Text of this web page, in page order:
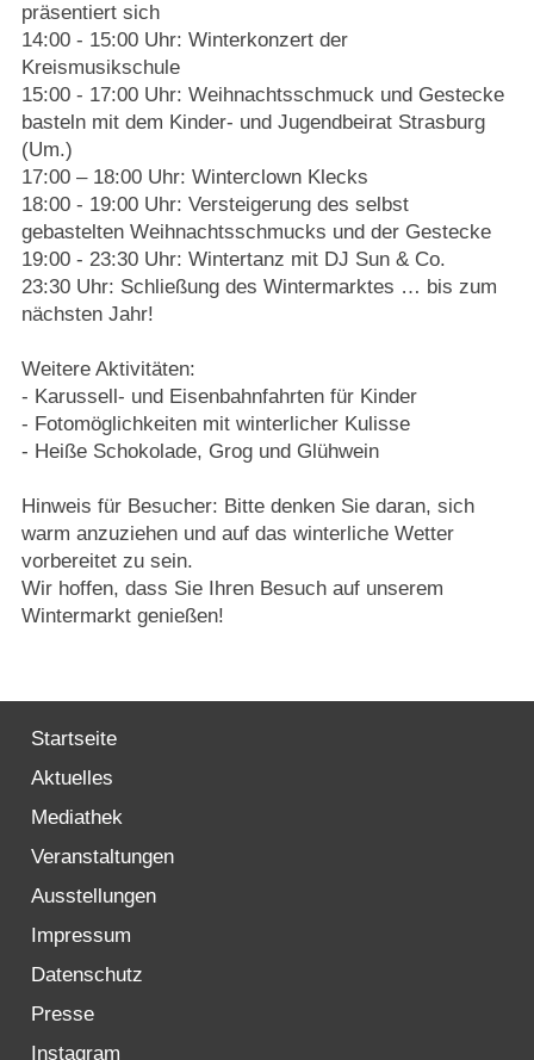
präsentiert sich
14:00 - 15:00 Uhr: Winterkonzert der
Kreismusikschule
15:00 - 17:00 Uhr: Weihnachtsschmuck und Gestecke
basteln mit dem Kinder- und Jugendbeirat Strasburg
(Um.)
17:00 – 18:00 Uhr: Winterclown Klecks
18:00 - 19:00 Uhr: Versteigerung des selbst
gebastelten Weihnachtsschmucks und der Gestecke
19:00 - 23:30 Uhr: Wintertanz mit DJ Sun & Co.
23:30 Uhr: Schließung des Wintermarktes … bis zum
nächsten Jahr!
Weitere Aktivitäten:
- Karussell- und Eisenbahnfahrten für Kinder
- Fotomöglichkeiten mit winterlicher Kulisse
- Heiße Schokolade, Grog und Glühwein
Hinweis für Besucher: Bitte denken Sie daran, sich
warm anzuziehen und auf das winterliche Wetter
vorbereitet zu sein.
Wir hoffen, dass Sie Ihren Besuch auf unserem
Wintermarkt genießen!
Startseite
Aktuelles
Mediathek
Veranstaltungen
Ausstellungen
Impressum
Datenschutz
Presse
Instagram